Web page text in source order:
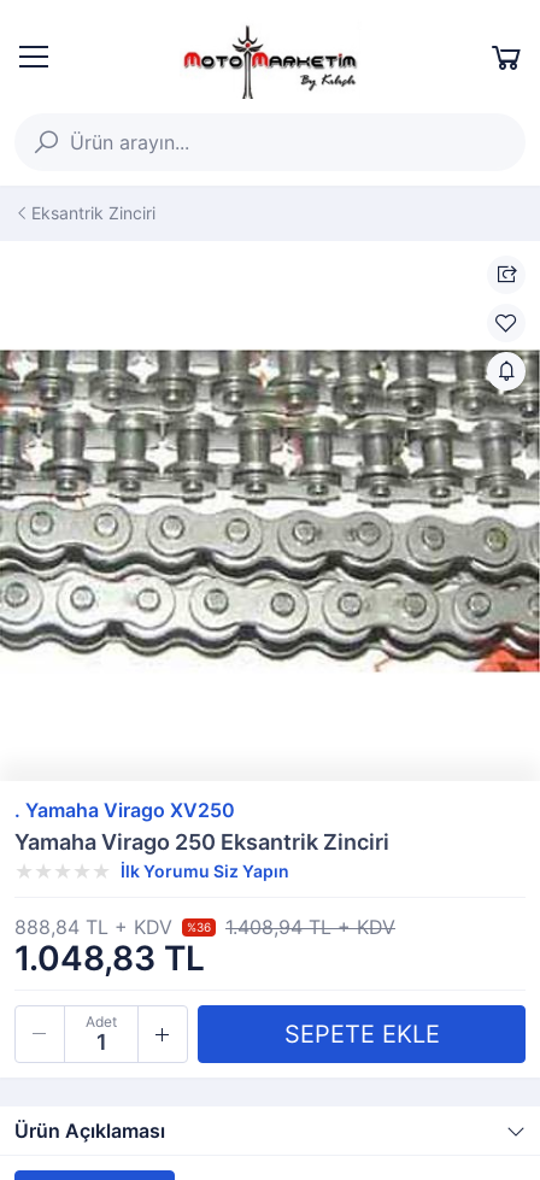
Eksantrik Zinciri
. Yamaha Virago XV250
Yamaha Virago 250 Eksantrik Zinciri
İlk Yorumu Siz Yapın
1.048,83 TL
888,84 TL + KDV %36 1.408,94 TL + KDV
Adet
Ürün Açıklaması